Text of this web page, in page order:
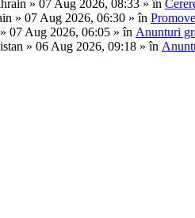
» 07 Aug 2026, 08:33 » în
» 07 Aug 2026, 06:30 » în
» 07 Aug 2026, 06:05 » în Anunturi
» 06 Aug 2026, 09:18 » în